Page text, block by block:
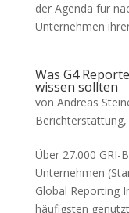
der Agenda für
Unternehmen
Was G4
wissen sollten
von Andreas
Berichterstattung,
Über 27.000 GRI-
Unternehmen
Global Reporting
häufigsten